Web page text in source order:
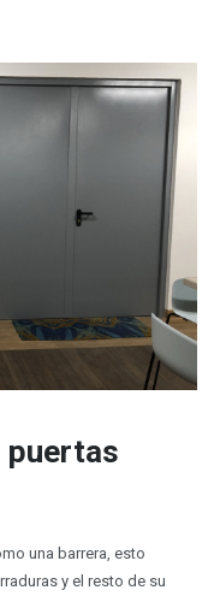
puertas
una barrera, esto
y el resto de su